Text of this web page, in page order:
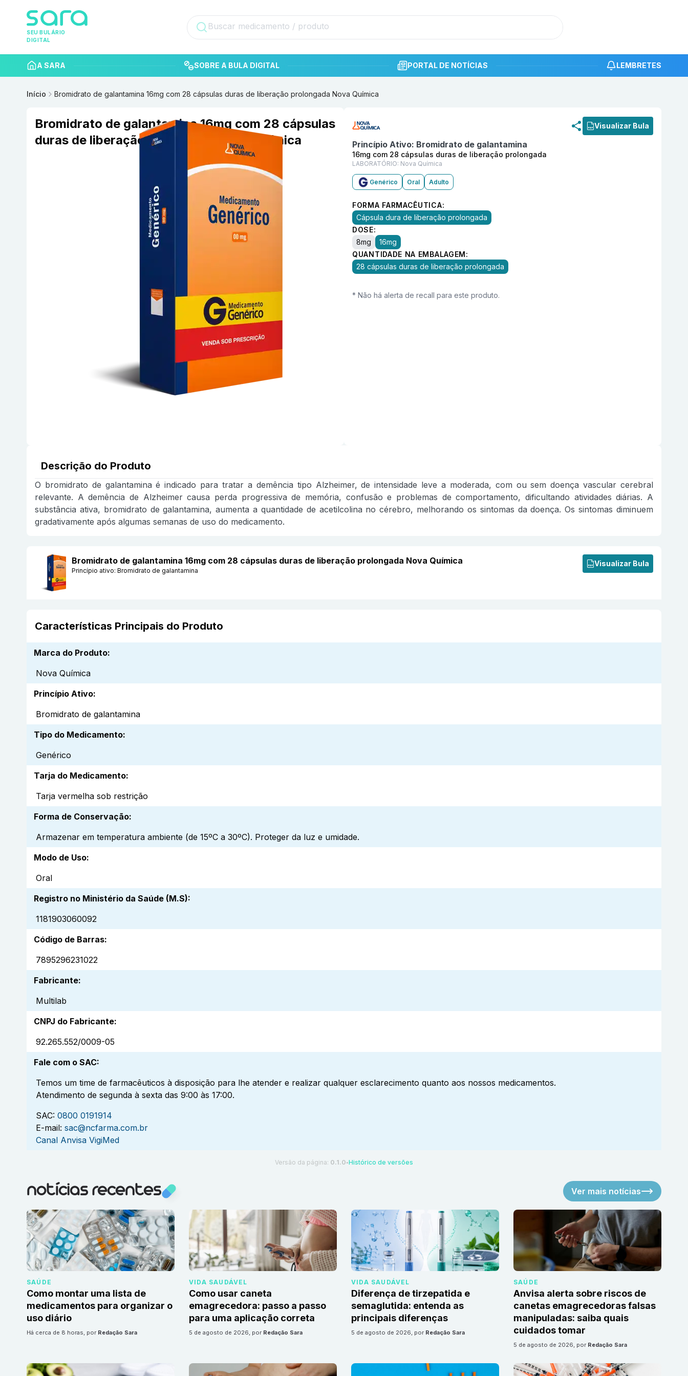
SEU BULÁRIO
DIGITAL
A SARA SOBRE A BULA DIGITAL PORTAL DE NOTÍCIAS LEMBRETES
Início Bromidrato de galantamina 16mg com 28 cápsulas duras de liberação prolongada Nova Química
Bromidrato de galantamina 16mg com 28 cápsulas
duras de liberação prolongada Nova Química
Visualizar Bula
Princípio Ativo: Bromidrato de galantamina
16mg com 28 cápsulas duras de liberação prolongada
LABORATÓRIO: Nova Química
Genérico Oral Adulto
FORMA FARMACÊUTICA:
Cápsula dura de liberação prolongada
DOSE:
8mg
16mg
QUANTIDADE NA EMBALAGEM:
28 cápsulas duras de liberação prolongada
* Não há alerta de recall para este produto.
Descrição do Produto
O bromidrato de galantamina é indicado para tratar a demência tipo Alzheimer, de intensidade leve a moderada, com ou sem doença vascular cerebral
relevante. A demência de Alzheimer causa perda progressiva de memória, confusão e problemas de comportamento, dificultando atividades diárias. A
substância ativa, bromidrato de galantamina, aumenta a quantidade de acetilcolina no cérebro, melhorando os sintomas da doença. Os sintomas diminuem
gradativamente após algumas semanas de uso do medicamento.
Bromidrato de galantamina 16mg com 28 cápsulas duras de liberação prolongada Nova Química
Princípio ativo: Bromidrato de galantamina
Visualizar Bula
Características Principais do Produto
Marca do Produto:
Nova Química
Princípio Ativo:
Bromidrato de galantamina
Tipo do Medicamento:
Genérico
Tarja do Medicamento:
Tarja vermelha sob restrição
Forma de Conservação:
Armazenar em temperatura ambiente (de 15ºC a 30ºC). Proteger da luz e umidade.
Modo de Uso:
Oral
Registro no Ministério da Saúde (M.S):
1181903060092
Código de Barras:
7895296231022
Fabricante:
Multilab
CNPJ do Fabricante:
92.265.552/0009-05
Fale com o SAC:
Temos um time de farmacêuticos à disposição para lhe atender e realizar qualquer esclarecimento quanto aos nossos medicamentos.
Atendimento de segunda à sexta das 9:00 às 17:00.
SAC: 0800 0191914
E-mail: sac@ncfarma.com.br
Canal Anvisa VigiMed
Versão da página: 0.1.0 ●Histórico de versões
notícias recentes Ver mais notícias
SAÚDE
Como montar uma lista de
medicamentos para organizar o
uso diário
há cerca de 8 horas, por Redação Sara
VIDA SAUDÁVEL
Como usar caneta
emagrecedora: passo a passo
para uma aplicação correta
5 de agosto de 2026, por Redação Sara
VIDA SAUDÁVEL
Diferença de tirzepatida e
semaglutida: entenda as
principais diferenças
5 de agosto de 2026, por Redação Sara
SAÚDE
Anvisa alerta sobre riscos de
canetas emagrecedoras falsas
manipuladas: saiba quais
cuidados tomar
5 de agosto de 2026, por Redação Sara